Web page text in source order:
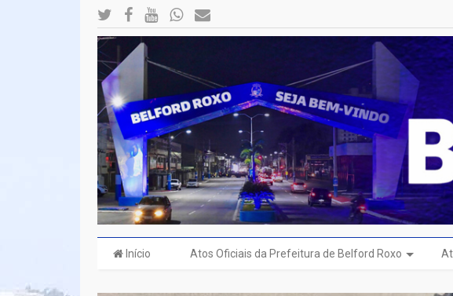
Início Atos Oficiais da Prefeitura de Belford Roxo